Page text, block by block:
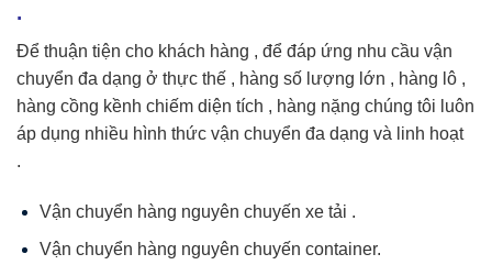
.
Để thuận tiện cho khách hàng , để đáp ứng nhu cầu vận
chuyển đa dạng ở thực thế , hàng số lượng lớn , hàng lô ,
hàng cồng kềnh chiếm diện tích , hàng nặng chúng tôi luôn
áp dụng nhiều hình thức vận chuyển đa dạng và linh hoạt
.
Vận chuyển hàng nguyên chuyến xe tải .
Vận chuyển hàng nguyên chuyến container.